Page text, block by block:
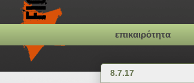
επικαιρότητα
8.7.17